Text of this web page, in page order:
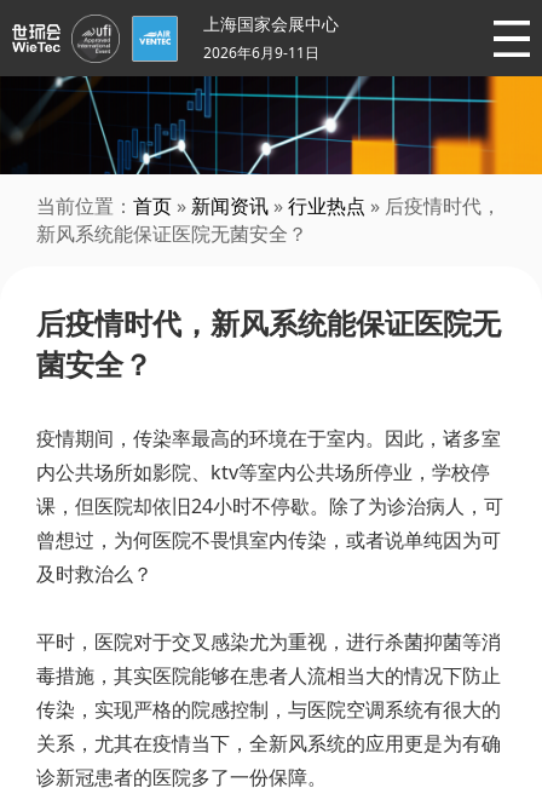
上海国家会展中心
2026年6月9-11日
当前位置： 首页 » 新闻资讯 »行业热点 » 后疫情时代，
新风系统能保证医院无菌安全？
后疫情时代，新风系统能保证医院无
菌安全？
疫情期间，传染率最高的环境在于室内。因此，诸多室
内公共场所如影院、ktv等室内公共场所停业，学校停
课，但医院却依旧24小时不停歇。除了为诊治病人，可
曾想过，为何医院不畏惧室内传染，或者说单纯因为可
及时救治么？
平时，医院对于交叉感染尤为重视，进行杀菌抑菌等消
毒措施，其实医院能够在患者人流相当大的情况下防止
传染，实现严格的院感控制，与医院空调系统有很大的
关系，尤其在疫情当下，全新风系统的应用更是为有确
诊新冠患者的医院多了一份保障。